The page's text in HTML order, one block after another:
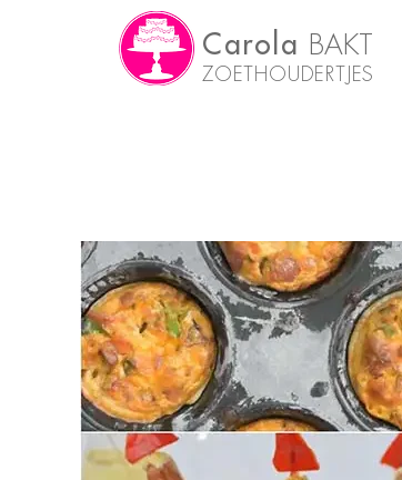
Carola BAKT
ZOETHOUDERTJES